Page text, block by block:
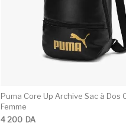
Puma Core Up Archive Sac à Dos
Femme
4 200 DA